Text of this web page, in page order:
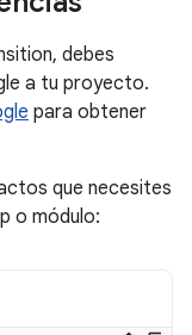
debes
a tu proyecto.
para obtener
que necesites
o módulo: